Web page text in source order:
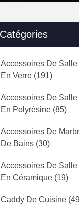
Catégories
Accessoires De
En Verre (191)
Accessoires De
En Polyrésine (85)
Accessoires De
De Bains (30)
Accessoires De
En Céramique (19)
Caddy De Cuisine